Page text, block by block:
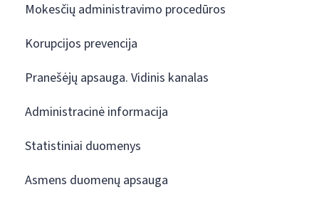
Mokesčių administravimo procedūros
Korupcijos prevencija
Pranešėjų apsauga. Vidinis kanalas
Administracinė informacija
Statistiniai duomenys
Asmens duomenų apsauga